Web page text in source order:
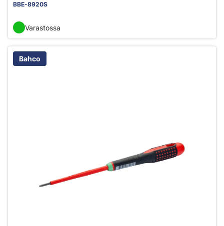
BBE-8920S
Varastossa
Bahco